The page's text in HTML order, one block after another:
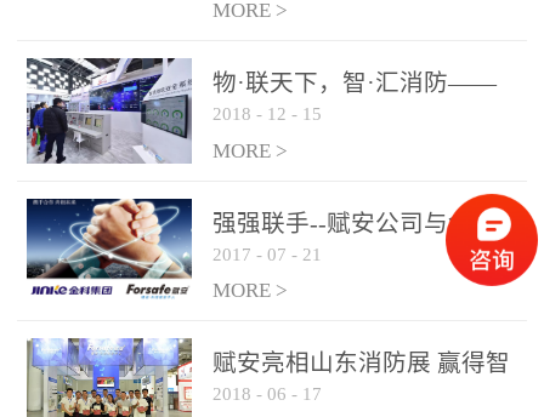
力和闲难，同时也将造成
巨大的经济损失和社会影
响，基至还会造成人员伤
亡。图像型火灾探测器正
是针对这种高大空间建筑
物的消防设施、设备通过
现场图像的实时获取、预
处理和特征提取分析，实
现火焰的跟踪和识别。能
更早的进行预警，达到早
报早防的效果。 系统构
布局光伏新能源产业
MORE >
物·联天下，智·汇消防——
赋安F&S 2018上海消防展圆
满落幕
2018 - 12 - 15
MORE >
强强联手--赋安公司与金科
集团达成战略合作协议
2017 - 07 - 21
MORE >
赋安亮相山东消防展 赢得智
慧消防新荣耀
2018 - 06 - 17